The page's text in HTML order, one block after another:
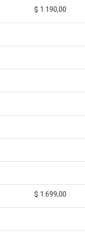
$ 1.190,00
$ 1.699,00